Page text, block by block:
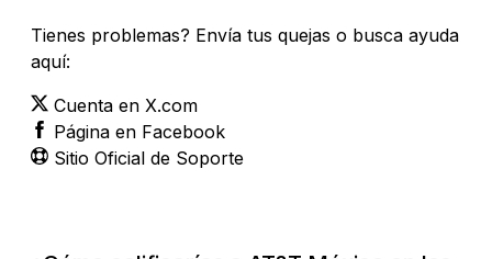
Tienes problemas? Envía tus quejas o busca ayuda
aquí:
Cuenta en X.com
Página en Facebook
Sitio Oficial de Soporte